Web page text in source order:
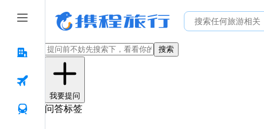
搜索
我要提问
问答标签